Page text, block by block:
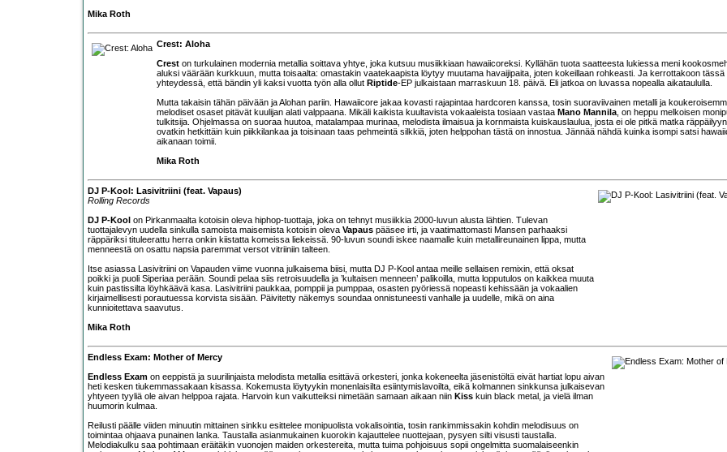
Mika Roth
Crest: Aloha
Crest on turkulainen modernia metallia soittava yhtye, joka kutsuu musiikkiaan hawaiicoreksi. Kyllähän tuota saatteesta lukiessa meni
aluksi väärään kurkkuun, mutta toisaalta: omastakin vaatekaapista löytyy muutama havaijipaita, joten kokeillaan rohkeasti. Ja kerrottakoon tässä
yhteydessä, että bändin yli kaksi vuotta työn alla ollut Riptide-EP julkaistaan marraskuun 18. päivä. Eli jatkoa on luvassa nopealla aikataululla.
Mutta takaisin tähän päivään ja Alohan pariin. Hawaiicore jakaa kovasti rajapintaa hardcoren kanssa, tosin suoraviivainen metalli ja
melodiset osaset pitävät kuulijan alati valppaana. Mikäli kaikista kuultavista vokaaleista tosiaan vastaa Mano Mannila , on heppu melkoisen
tulkitsija. Ohjelmassa on suoraa huutoa, matalampaa murinaa, melodista ilmaisua ja kornmaista kuiskauslaulua, josta ei ole pitkä matka
ovatkin hetkittäin kuin piikkilankaa ja toisinaan taas pehmeintä silkkiä, joten helppohan tästä on innostua. Jännää nähdä kuinka isompi satsi
aikanaan toimii.
Mika Roth
DJ P-Kool: Lasivitriini (feat. Vapaus)
Rolling Records
DJ P-Kool on Pirkanmaalta kotoisin oleva hiphop-tuottaja, joka on tehnyt musiikkia 2000-luvun alusta lähtien. Tulevan
tuottajalevyn uudella sinkulla samoista maisemista kotoisin oleva Vapaus pääsee irti, ja vaatimattomasti Mansen parhaaksi
räppäriksi tituleerattu herra onkin kiistatta komeissa liekeissä. 90-luvun soundi iskee naamalle kuin metallireunainen lippa, mutta
menneestä on osattu napsia paremmat versot vitriiniin talteen.
Itse asiassa Lasivitriini on Vapauden viime vuonna julkaisema biisi, mutta DJ P-Kool antaa meille sellaisen remixin, että oksat
poikki ja puoli Siperiaa perään. Soundi pelaa siis retroisuudella ja ’kultaisen menneen’ palikoilla, mutta lopputulos on kaikkea muuta
kuin pastissilta löyhkäävä kasa. Lasivitriini paukkaa, pomppii ja pumppaa, osasten pyöriessä nopeasti kehissään ja vokaalien
kirjaimellisesti porautuessa korvista sisään. Päivitetty näkemys soundaa onnistuneesti vanhalle ja uudelle, mikä on aina
kunnioitettava saavutus.
Mika Roth
Endless Exam: Mother of Mercy
Endless Exam on eeppistä ja suurilinjaista melodista metallia esittävä orkesteri, jonka kokeneelta jäsenistöltä eivät hartiat lopu aivan
heti kesken tiukemmassakaan kisassa. Kokemusta löytyykin monenlaisilta esiintymislavoilta, eikä kolmannen sinkkunsa julkaisevan
yhtyeen tyyliä ole aivan helppoa rajata. Harvoin kun vaikutteiksi nimetään samaan aikaan niin Kiss kuin black metal, ja vielä ilman
huumorin kulmaa.
Reilusti päälle viiden minuutin mittainen sinkku esittelee monipuolista vokalisointia, tosin rankimmissakin kohdin melodisuus on
toimintaa ohjaava punainen lanka. Taustalla asianmukainen kuorokin kajauttelee nuottejaan, pysyen silti visusti taustalla.
Melodiakulku saa pohtimaan eräitäkin vuonojen maiden orkestereita, mutta tuima pohjoisuus sopii ongelmitta suomalaiseenkin